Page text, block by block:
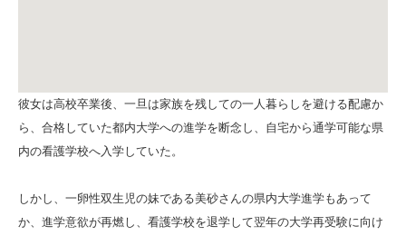
彼女は高校卒業後、一旦は家族を残しての一人暮らしを避ける配慮か
ら、合格していた都内大学への進学を断念し、自宅から通学可能な県
内の看護学校へ入学していた。
しかし、一卵性双生児の妹である美砂さんの県内大学進学もあって
か、進学意欲が再燃し、看護学校を退学して翌年の大学再受験に向け